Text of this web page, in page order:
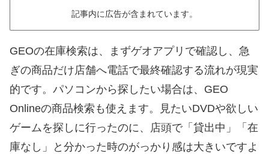
記事内に広告が含まれています。
GEOの在庫検索は、まずゲオアプリで確認し、急
ぎの商品だけ店舗へ電話で最終確認する流れが現実
的です。パソコンから探したい場合は、GEO
Onlineの商品検索も使えます。見たいDVDや欲しい
ゲームを探しに行ったのに、店頭で「貸出中」「在
庫なし」と分かった時のがっかり感は大きいですよ